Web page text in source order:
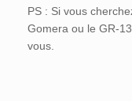
PS : Si vous
Gomera ou le GR-
vous.